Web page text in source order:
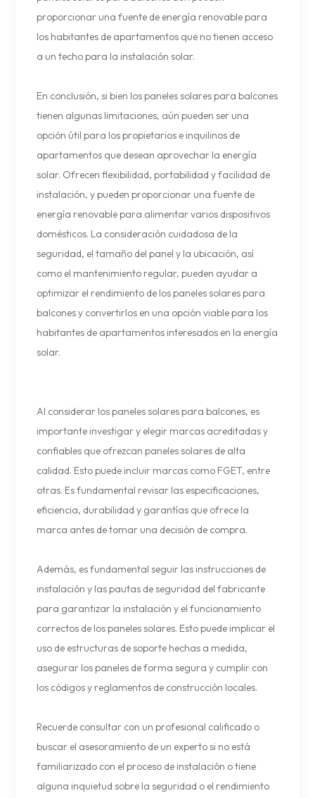
proporcionar una fuente de energía renovable para
los habitantes de apartamentos que no tienen acceso
a un techo para la instalación solar.
En conclusión, si bien los paneles solares para balcones
tienen algunas limitaciones, aún pueden ser una
opción útil para los propietarios e inquilinos de
apartamentos que desean aprovechar la energía
solar. Ofrecen flexibilidad, portabilidad y facilidad de
instalación, y pueden proporcionar una fuente de
energía renovable para alimentar varios dispositivos
domésticos. La consideración cuidadosa de la
seguridad, el tamaño del panel y la ubicación, así
como el mantenimiento regular, pueden ayudar a
optimizar el rendimiento de los paneles solares para
balcones y convertirlos en una opción viable para los
habitantes de apartamentos interesados en la energía
solar.
Al considerar los paneles solares para balcones, es
importante investigar y elegir marcas acreditadas y
confiables que ofrezcan paneles solares de alta
calidad. Esto puede incluir marcas como FGET, entre
otras. Es fundamental revisar las especificaciones,
eficiencia, durabilidad y garantías que ofrece la
marca antes de tomar una decisión de compra.
Además, es fundamental seguir las instrucciones de
instalación y las pautas de seguridad del fabricante
para garantizar la instalación y el funcionamiento
correctos de los paneles solares. Esto puede implicar el
uso de estructuras de soporte hechas a medida,
asegurar los paneles de forma segura y cumplir con
los códigos y reglamentos de construcción locales.
Recuerde consultar con un profesional calificado o
buscar el asesoramiento de un experto si no está
familiarizado con el proceso de instalación o tiene
alguna inquietud sobre la seguridad o el rendimiento